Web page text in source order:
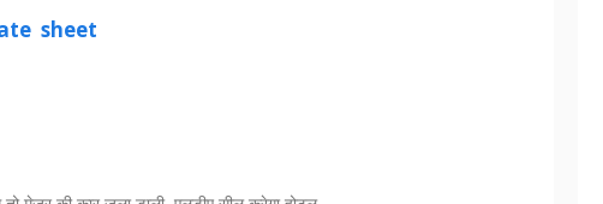
sheet